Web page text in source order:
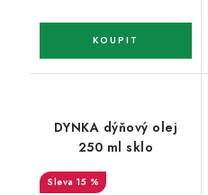
DYNKA dýňový olej
250 ml sklo
15 %